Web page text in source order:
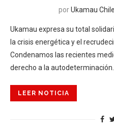
porUkamau Chile
Ukamau expresa su total
la crisis energética y el
Condenamos las recientes
derecho a la autodeterminación.
LEER NOTICIA